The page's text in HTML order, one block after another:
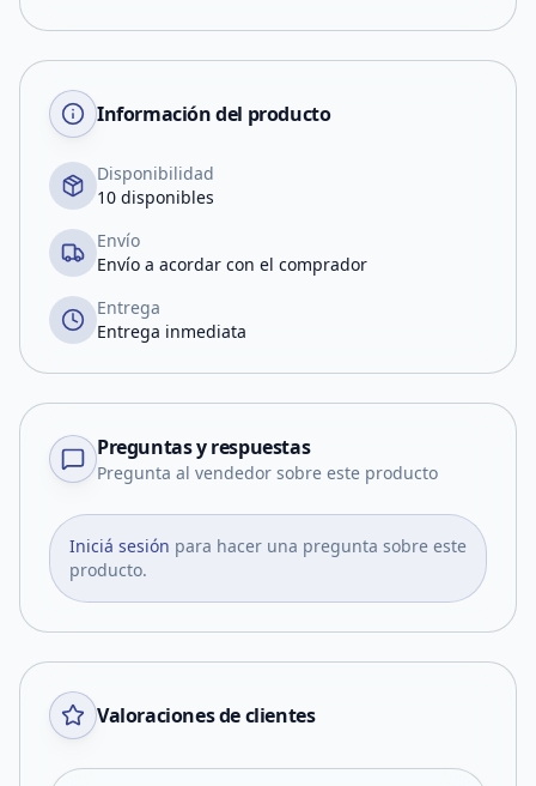
Información del producto
Disponibilidad
10 disponibles
Envío
Envío a acordar con el comprador
Entrega
Entrega inmediata
Preguntas y respuestas
Pregunta al vendedor sobre este producto
Iniciá sesión para hacer una pregunta sobre este
producto.
Valoraciones de clientes